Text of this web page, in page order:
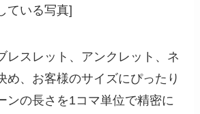
ている写真]
レスレット、アンクレット、ネ
め、お客様のサイズにぴったり
ンの長さを1コマ単位で精密に